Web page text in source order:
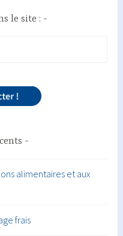
le site :
alimentaires et aux
frais